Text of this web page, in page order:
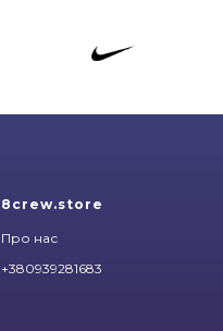
8crew.store
Про нас
+380939281683